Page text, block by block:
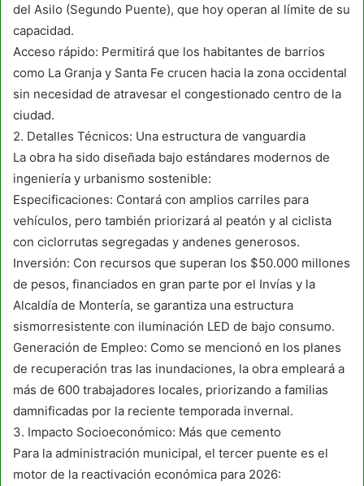
del Asilo (Segundo Puente), que hoy operan al límite de su
capacidad.
Acceso rápido: Permitirá que los habitantes de barrios
como La Granja y Santa Fe crucen hacia la zona occidental
sin necesidad de atravesar el congestionado centro de la
ciudad.
2. Detalles Técnicos: Una estructura de vanguardia
La obra ha sido diseñada bajo estándares modernos de
ingeniería y urbanismo sostenible:
Especificaciones: Contará con amplios carriles para
vehículos, pero también priorizará al peatón y al ciclista
con ciclorrutas segregadas y andenes generosos.
Inversión: Con recursos que superan los $50.000 millones
de pesos, financiados en gran parte por el Invías y la
Alcaldía de Montería, se garantiza una estructura
sismorresistente con iluminación LED de bajo consumo.
Generación de Empleo: Como se mencionó en los planes
de recuperación tras las inundaciones, la obra empleará a
más de 600 trabajadores locales, priorizando a familias
damnificadas por la reciente temporada invernal.
3. Impacto Socioeconómico: Más que cemento
Para la administración municipal, el tercer puente es el
motor de la reactivación económica para 2026: